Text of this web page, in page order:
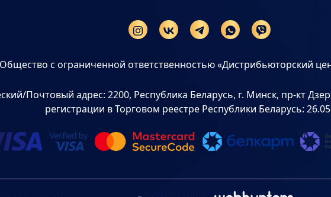
Общество с ограниченной ответственностью «Дистрибьюторский
Почтовый адрес: 2200, Республика Беларусь, г. Минск, пр-кт
регистрации в Торговом реестре Республики Беларусь: